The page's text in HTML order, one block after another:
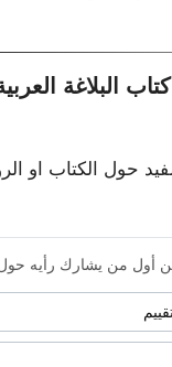
البلاغة
حول الكتاب او
أول من يشارك رأيه حول